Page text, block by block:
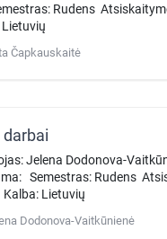
Rudens
Čapkauskaitė
Jelena Dodonova-
Semestras: Rudens
Lietuvių
Dodonova-Vaitkūnienė